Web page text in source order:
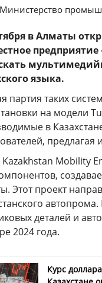
в Алматы
языка.
партия таких
на модели
в
предлагая
Mobility
Этот проект
деталей и
2024 года.
Курс